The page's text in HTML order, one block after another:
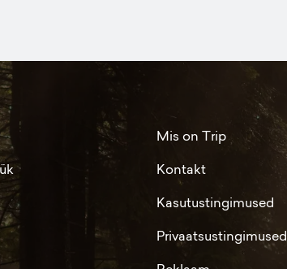
Mis on Trip
Kontakt
Kasutustingimused
Privaatsustingimused